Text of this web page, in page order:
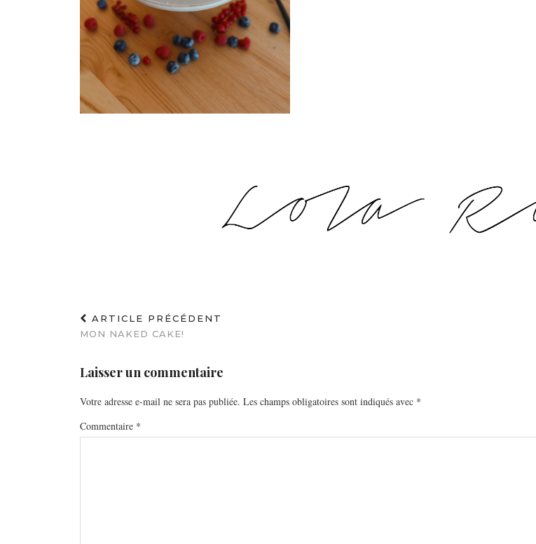
ARTICLE PRÉCÉDENT
MON NAKED CAKE!
Laisser un commentaire
Votre adresse e-mail ne sera pas publiée. Les champs obligatoires sont indiqués avec *
Commentaire *